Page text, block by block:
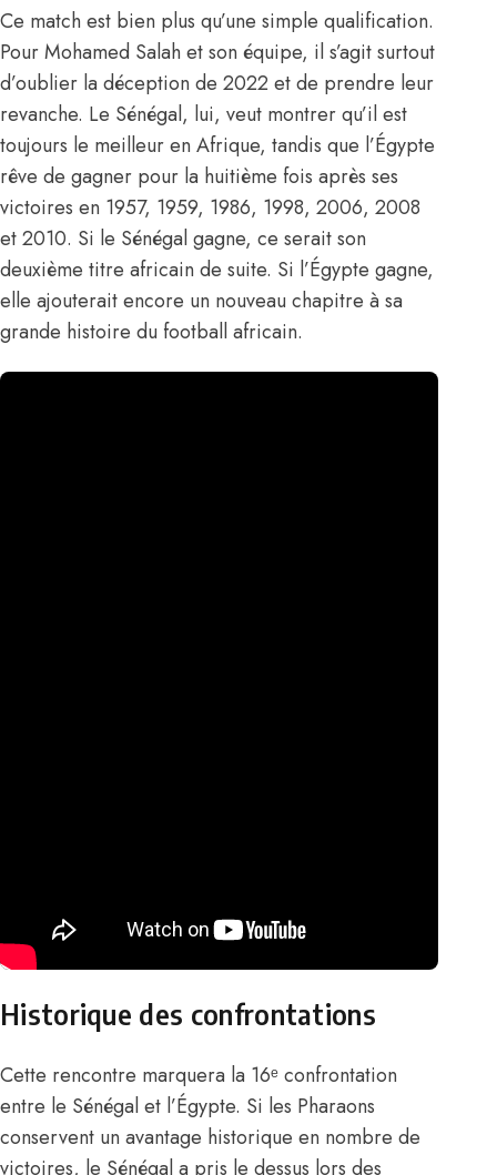
Ce match est bien plus qu’une simple qualification.
Pour Mohamed Salah et son équipe, il s’agit surtout
d’oublier la déception de 2022 et de prendre leur
revanche. Le Sénégal, lui, veut montrer qu’il est
toujours le meilleur en Afrique, tandis que l’Égypte
rêve de gagner pour la huitième fois après ses
victoires en 1957, 1959, 1986, 1998, 2006, 2008
et 2010. Si le Sénégal gagne, ce serait son
deuxième titre africain de suite. Si l’Égypte gagne,
elle ajouterait encore un nouveau chapitre à sa
grande histoire du football africain.
Historique des confrontations
Cette rencontre marquera la 16ᵉ confrontation
entre le Sénégal et l’Égypte. Si les Pharaons
conservent un avantage historique en nombre de
victoires, le Sénégal a pris le dessus lors des